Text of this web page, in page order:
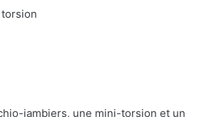
jambiers, une mini-torsion et un